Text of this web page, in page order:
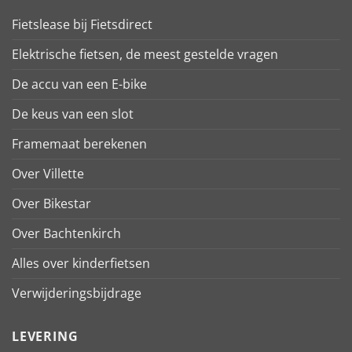
Fietslease bij Fietsdirect
Elektrische fietsen, de meest gestelde vragen
De accu van een E-bike
De keus van een slot
Framemaat berekenen
Over Villette
Over Bikestar
Over Bachtenkirch
Alles over kinderfietsen
Verwijderingsbijdrage
LEVERING